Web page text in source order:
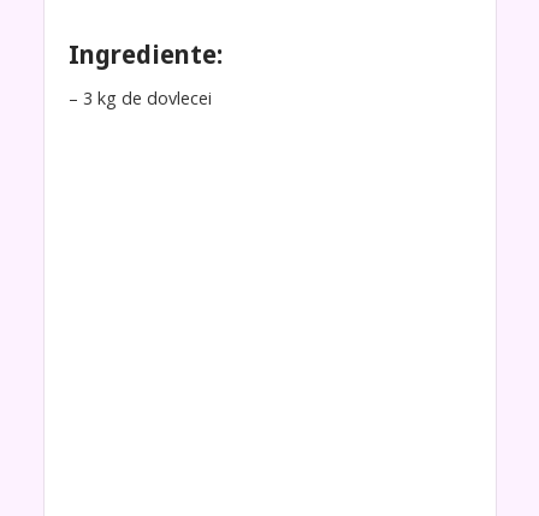
Ingrediente:
– 3 kg de dovlecei